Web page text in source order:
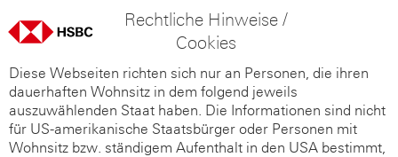
Rechtliche Hinweise /
Cookies
Diese Webseiten richten sich nur an Personen, die ihren
dauerhaften Wohnsitz in dem folgend jeweils
auszuwählenden Staat haben. Die Informationen sind nicht
für US-amerikanische Staatsbürger oder Personen mit
Wohnsitz bzw. ständigem Aufenthalt in den USA bestimmt,